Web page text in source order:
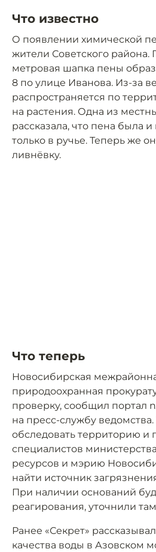
Что известно
О появлении химической
жители Советского района.
метровая шапка пены
8 по улице Иванова. Из-за
распространяется по
на растения. Одна из
рассказала, что пена была и
только в ручье. Теперь же
ливнёвку.
Что теперь
Новосибирская
природоохранная
проверку, сообщил портал
на пресс-службу
обследовать территорию и
специалистов
ресурсов и мэрию
найти источник
При наличии оснований
реагирования, уточнили
Ранее «Секрет»
качества воды в Азовском